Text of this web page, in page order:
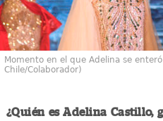
Momento en el que Adelina se
Chile/Colaborador)
¿Quién es Adelina Castillo,